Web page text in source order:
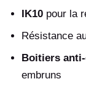
IK10 pour la
Résistance
Boitiers
embruns